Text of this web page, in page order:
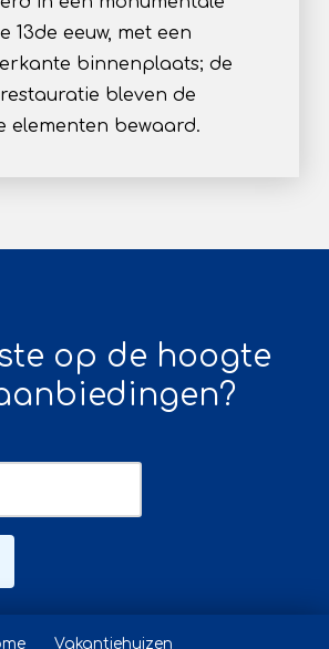
13de eeuw, met een
binnenplaats; de
bleven de
elementen bewaard.
op de hoogte
Vakantiehuizen